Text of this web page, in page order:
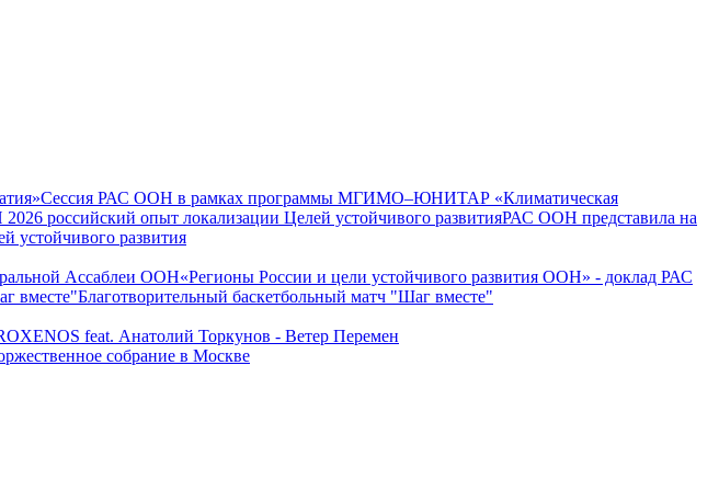
Сессия РАС ООН в рамках программы МГИМО–ЮНИТАР «Климатическая
РАС ООН представила на
устойчивого развития
«Регионы России и цели устойчивого развития ООН» - доклад РАС
Благотворительный баскетбольный матч "Шаг вместе"
feat. Анатолий Торкунов - Ветер Перемен
собрание в Москве